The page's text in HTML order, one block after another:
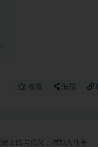
收藏 海报
上线与优化，增加入住率